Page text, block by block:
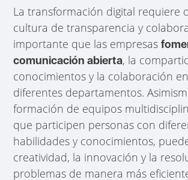
La transformación digital requiere
cultura de transparencia y
importante que las empresas
comunicación abierta, la
conocimientos y la colaboración
diferentes departamentos.
formación de equipos
que participen personas con
habilidades y conocimientos,
creatividad, la innovación y la
problemas de manera más